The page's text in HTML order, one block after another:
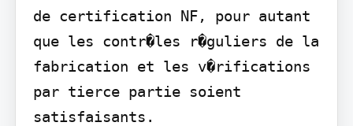
de certification NF, pour autant
que les contr�les r�guliers de la
fabrication et les v�rifications
par tierce partie soient
satisfaisants.